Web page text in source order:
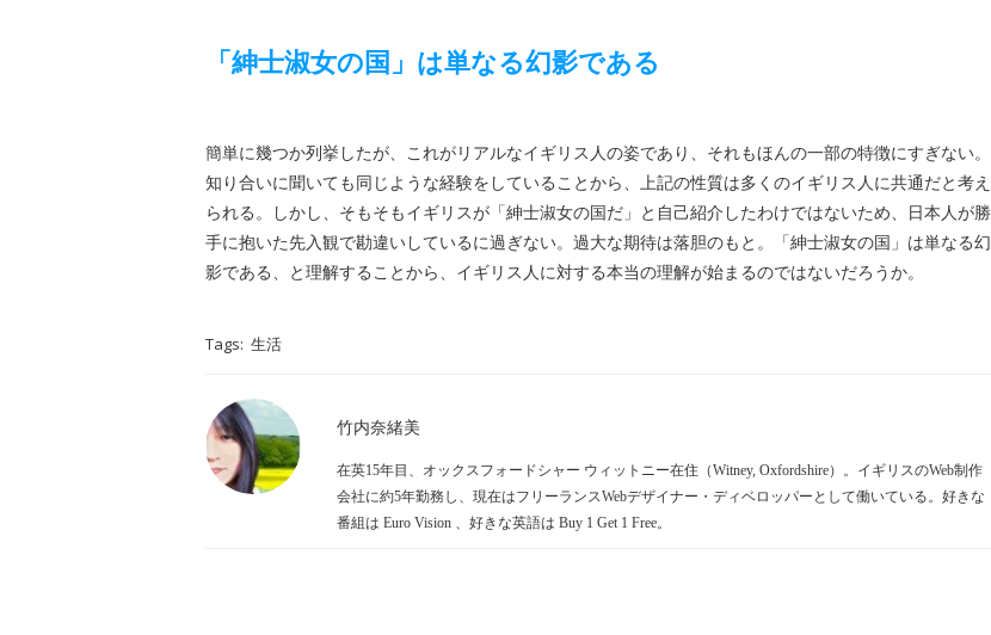
「紳士淑女の国」は単なる幻影である
簡単に幾つか列挙したが、これがリアルなイギリス人の姿であり、それもほんの一部の特徴にすぎない。
知り合いに聞いても同じような経験をしていることから、上記の性質は多くのイギリス人に共通だと考え
られる。しかし、そもそもイギリスが「紳士淑女の国だ」と自己紹介したわけではないため、日本人が勝
手に抱いた先入観で勘違いしているに過ぎない。過大な期待は落胆のもと。「紳士淑女の国」は単なる幻
影である、と理解することから、イギリス人に対する本当の理解が始まるのではないだろうか。
Tags: 生活
竹内奈緒美
在英15年目、オックスフォードシャー ウィットニー在住（Witney, Oxfordshire）。イギリスのWeb制作
会社に約5年勤務し、現在はフリーランスWebデザイナー・ディベロッパーとして働いている。好きな
番組は Euro Vision 、好きな英語は Buy 1 Get 1 Free。